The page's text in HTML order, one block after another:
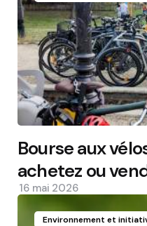
Bourse aux
achetez ou
16 mai 2026
Environnement et